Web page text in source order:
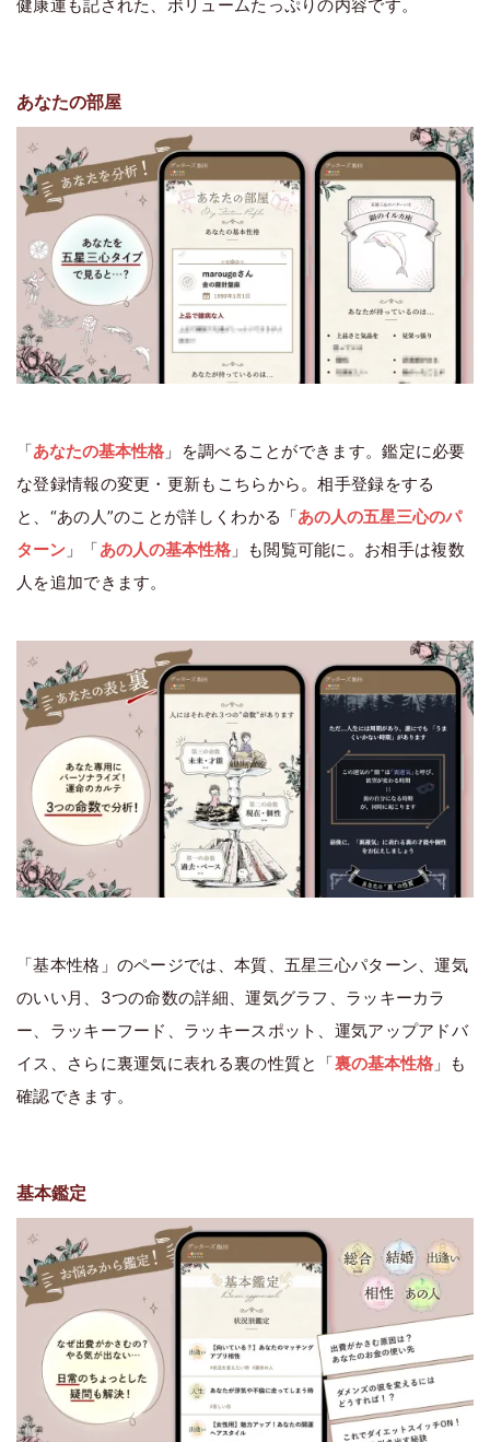
健康運も記された、ボリュームたっぷりの内容です。
あなたの部屋
「あなたの基本性格 」を調べることができます。鑑定に必要
な登録情報の変更・更新もこちらから。相手登録をする
と、“あの人”のことが詳しくわかる「あの人の五星三心のパ
ターン 」「あの人の基本性格」も閲覧可能に。お相手は複数
人を追加できます。
「基本性格」のページでは、本質、五星三心パターン、運気
のいい月、3つの命数の詳細、運気グラフ、ラッキーカラ
ー、ラッキーフード、ラッキースポット、運気アップアドバ
イス、さらに裏運気に表れる裏の性質と「裏の基本性格」も
確認できます。
基本鑑定